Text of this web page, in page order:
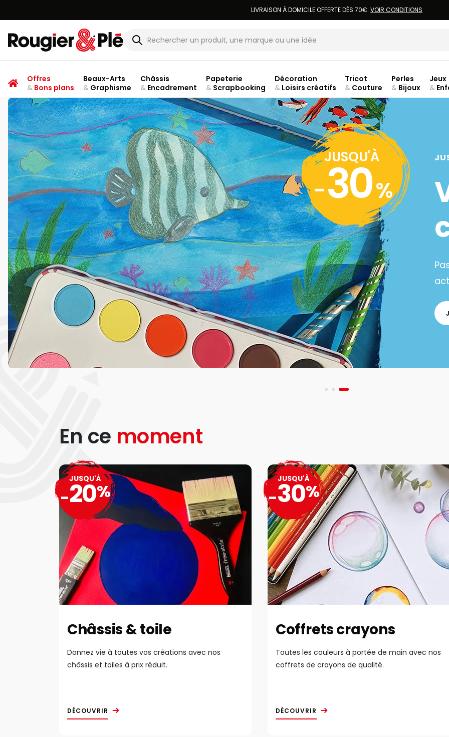
LIVRAISON À DOMICILE OFFERTE DÈS 70€. VOIR CONDITIONS
Rougier & Plé
Offres
&Bons plans
Beaux-Arts
&Graphisme
Châssis
&Encadrement
Papeterie
&Scrapbooking
Décoration
&Loisirs créatifs
Tricot
& Couture
Perles
& Bijoux
Jeux
&
JUSQU'À
-30%
En ce moment
Châssis & toile
Donnez vie à toutes vos créations avec nos
châssis et toiles à prix réduit.
DÉCOUVRIR
JUSQU'À
-20%
Coffrets crayons
Toutes les couleurs à portée de main avec nos
coffrets de crayons de qualité.
DÉCOUVRIR
JUSQU'À
-30%